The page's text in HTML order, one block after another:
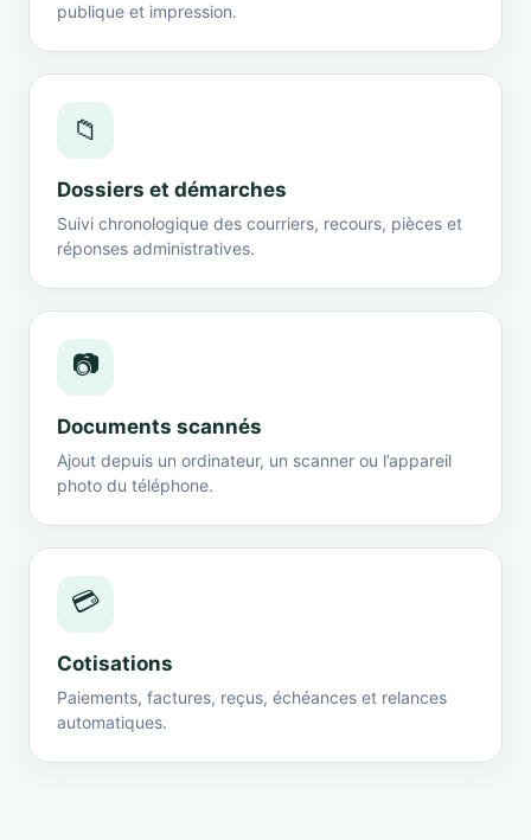
publique et impression.
📁
Dossiers et démarches
Suivi chronologique des courriers, recours, pièces et
réponses administratives.
📷
Documents scannés
Ajout depuis un ordinateur, un scanner ou l’appareil
photo du téléphone.
💳
Cotisations
Paiements, factures, reçus, échéances et relances
automatiques.